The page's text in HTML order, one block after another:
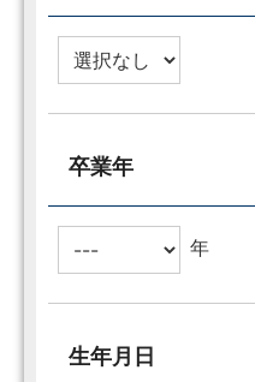
卒業年
年
生年月日